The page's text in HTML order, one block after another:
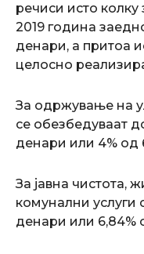
речиси исто
2019 година
денари, а притоа
целосно
За одржување на
се обезбедуваат
денари или 4% од
За јавна чистота,
комунални услуги
денари или 6,84%